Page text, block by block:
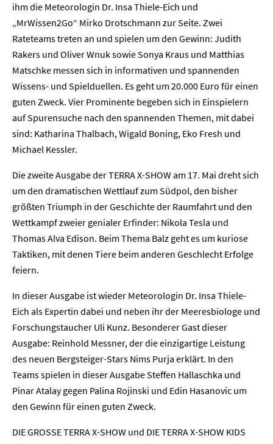
ihm die Meteorologin Dr. Insa Thiele-Eich und
„MrWissen2Go“ Mirko Drotschmann zur Seite. Zwei
Rateteams treten an und spielen um den Gewinn: Judith
Rakers und Oliver Wnuk sowie Sonya Kraus und Matthias
Matschke messen sich in informativen und spannenden
Wissens- und Spielduellen. Es geht um 20.000 Euro für einen
guten Zweck. Vier Prominente begeben sich in Einspielern
auf Spurensuche nach den spannenden Themen, mit dabei
sind: Katharina Thalbach, Wigald Boning, Eko Fresh und
Michael Kessler.
Die zweite Ausgabe der TERRA X-SHOW am 17. Mai dreht sich
um den dramatischen Wettlauf zum Südpol, den bisher
größten Triumph in der Geschichte der Raumfahrt und den
Wettkampf zweier genialer Erfinder: Nikola Tesla und
Thomas Alva Edison. Beim Thema Balz geht es um kuriose
Taktiken, mit denen Tiere beim anderen Geschlecht Erfolge
feiern.
In dieser Ausgabe ist wieder Meteorologin Dr. Insa Thiele-
Eich als Expertin dabei und neben ihr der Meeresbiologe und
Forschungstaucher Uli Kunz. Besonderer Gast dieser
Ausgabe: Reinhold Messner, der die einzigartige Leistung
des neuen Bergsteiger-Stars Nims Purja erklärt. In den
Teams spielen in dieser Ausgabe Steffen Hallaschka und
Pinar Atalay gegen Palina Rojinski und Edin Hasanovic um
den Gewinn für einen guten Zweck.
DIE GROSSE TERRA X-SHOW und DIE TERRA X-SHOW KIDS
Home
Unternehmen
Presse
Karriere
Kontakt
Newsletter Datenschutz Impressum